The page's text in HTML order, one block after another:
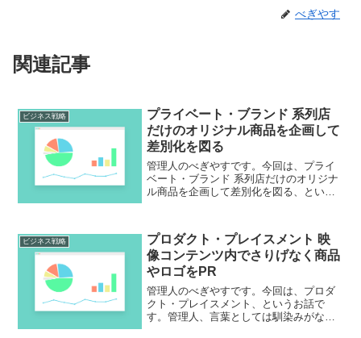
べぎやす
関連記事
ビジネス戦略
プライベート・ブランド 系列店
だけのオリジナル商品を企画して
差別化を図る
管理人のべぎやすです。今回は、プライ
ベート・ブランド 系列店だけのオリジナ
ル商品を企画して差別化を図る、という
品を売りたい」という思いから発生して
いるという感じでしょう...
ビジネス戦略
プロダクト・プレイスメント 映
像コンテンツ内でさりげなく商品
やロゴをPR
管理人のべぎやすです。今回は、プロダ
クト・プレイスメント、というお話で
す。管理人、言葉としては馴染みがなか